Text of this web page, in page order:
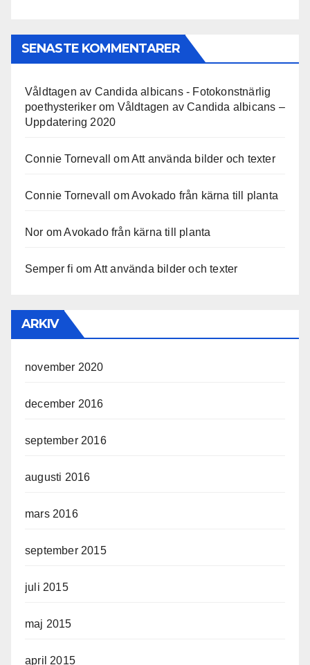
SENASTE KOMMENTARER
Våldtagen av Candida albicans - Fotokonstnärlig
poethysterikerom Våldtagen av Candida albicans –
Uppdatering 2020
Connie Tornevall omAtt använda bilder och texter
Connie Tornevall omAvokado från kärna till planta
Nor omAvokado från kärna till planta
Semper fi om Att använda bilder och texter
ARKIV
november 2020
december 2016
september 2016
augusti 2016
mars 2016
september 2015
juli 2015
maj 2015
april 2015